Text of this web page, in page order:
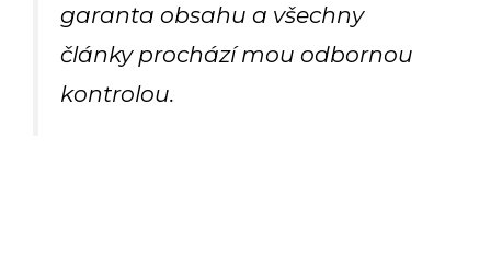
garanta obsahu a všechny
články prochází mou odbornou
kontrolou.